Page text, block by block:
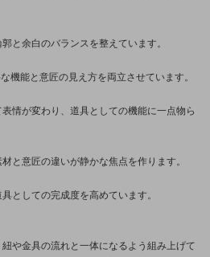
と余白のバランスを整えています。
機能と意匠の見え方を両立させています。
情が変わり、道具としての機能に一点物ら
と意匠の違いが静かな焦点を作ります。
としての完成度を高めています。
や金具の流れと一体になるよう組み上げて